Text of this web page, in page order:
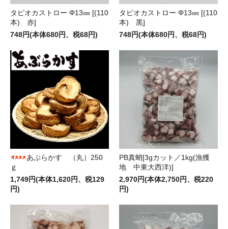
タピオカストロー Φ13㎜ [(110
本) 赤]
748円(本体680円、税68円)
タピオカストロー Φ13㎜ [(110
本) 黒]
748円(本体680円、税68円)
あぶらかす （丸）250
ｇ
1,749円(本体1,620円、税129
円)
PB真蛸[3gカット／1kg(漁獲
地 中東大西洋)]
2,970円(本体2,750円、税220
円)